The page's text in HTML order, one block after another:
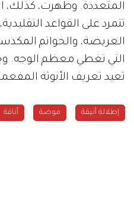
المتعددة. وظهرت، كذلك،
تتمرد على القواعد
العريضة، والخواتم
التي تغطي معظم الوجه.
تعيد تعريف الأنوثة
إطلالة أنيقة موضة أناقة